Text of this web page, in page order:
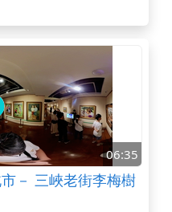
06:35
－ 三峽老街李梅樹